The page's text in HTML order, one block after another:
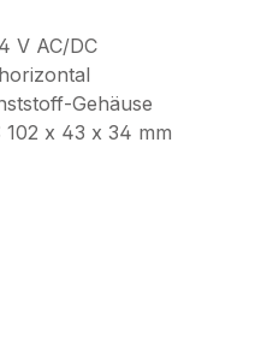
V AC/DC
Gehäuse
102 x 43 x 34 mm